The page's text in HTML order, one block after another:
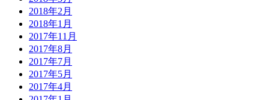
2018年2月
2018年1月
2017年11月
2017年8月
2017年7月
2017年5月
2017年4月